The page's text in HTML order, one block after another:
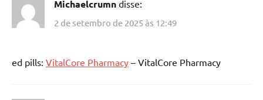
Michaelcrumn disse:
2 de setembro de 2025 às 12:49
ed pills: VitalCore Pharmacy – VitalCore Pharmacy